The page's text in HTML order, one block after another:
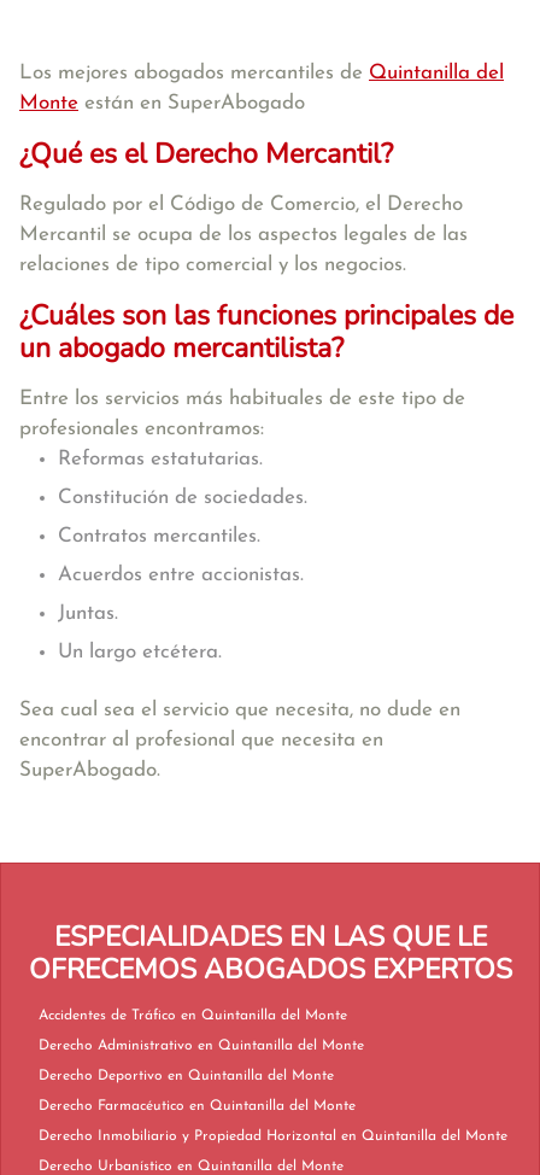
Los mejores abogados mercantiles de Quintanilla del
Monte están en SuperAbogado
¿Qué es el Derecho Mercantil?
Regulado por el Código de Comercio, el Derecho
Mercantil se ocupa de los aspectos legales de las
relaciones de tipo comercial y los negocios.
¿Cuáles son las funciones principales de
un abogado mercantilista?
Entre los servicios más habituales de este tipo de
profesionales encontramos:
Reformas estatutarias.
Constitución de sociedades.
Contratos mercantiles.
Acuerdos entre accionistas.
Juntas.
Un largo etcétera.
Sea cual sea el servicio que necesita, no dude en
encontrar al profesional que necesita en
SuperAbogado.
ESPECIALIDADES EN LAS QUE LE
OFRECEMOS ABOGADOS EXPERTOS
Accidentes de Tráfico en Quintanilla del Monte
Derecho Administrativo en Quintanilla del Monte
Derecho Deportivo en Quintanilla del Monte
Derecho Farmacéutico en Quintanilla del Monte
Derecho Inmobiliario y Propiedad Horizontal en Quintanilla del Monte
Derecho Urbanístico en Quintanilla del Monte